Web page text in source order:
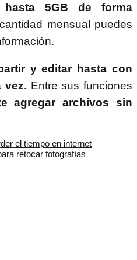
hasta 5GB de forma
mensual puedes
y editar hasta con
vez. Entre sus funciones
agregar archivos sin
el tiempo en internet
retocar fotografías